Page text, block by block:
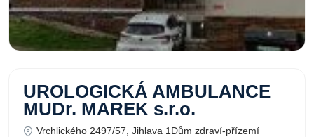
UROLOGICKÁ AMBULANCE
MUDr. MAREK s.r.o.
Vrchlického 2497/57, Jihlava 1Dům zdraví-přízemí